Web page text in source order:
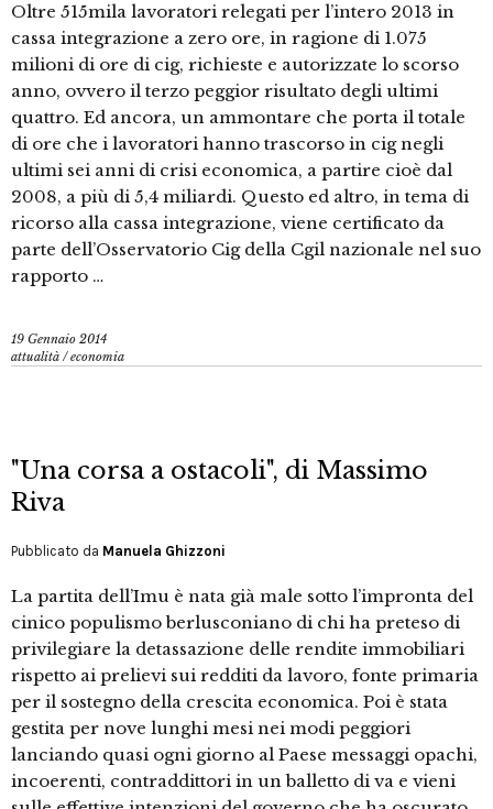
Oltre 515mila lavoratori relegati per l’intero 2013 in
cassa integrazione a zero ore, in ragione di 1.075
milioni di ore di cig, richieste e autorizzate lo scorso
anno, ovvero il terzo peggior risultato degli ultimi
quattro. Ed ancora, un ammontare che porta il totale
di ore che i lavoratori hanno trascorso in cig negli
ultimi sei anni di crisi economica, a partire cioè dal
2008, a più di 5,4 miliardi. Questo ed altro, in tema di
ricorso alla cassa integrazione, viene certificato da
parte dell’Osservatorio Cig della Cgil nazionale nel suo
rapporto …
19 Gennaio 2014
attualità /economia
"Una corsa a ostacoli", di Massimo
Riva
Pubblicato da Manuela Ghizzoni
La partita dell’Imu è nata già male sotto l’impronta del
cinico populismo berlusconiano di chi ha preteso di
privilegiare la detassazione delle rendite immobiliari
rispetto ai prelievi sui redditi da lavoro, fonte primaria
per il sostegno della crescita economica. Poi è stata
gestita per nove lunghi mesi nei modi peggiori
lanciando quasi ogni giorno al Paese messaggi opachi,
incoerenti, contraddittori in un balletto di va e vieni